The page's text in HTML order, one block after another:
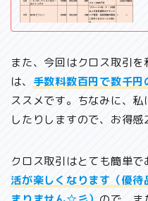
また、今回はクロス取引
は、 手数料数百円で数千
ススメです。ちなみに、
したりしますので、お得
クロス取引はとても簡単
活が楽しくなります（優